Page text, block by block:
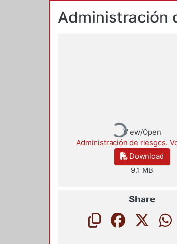
Administración
Loading...
View/Open
Administración de riesgos.
Download
9.1 MB
Share